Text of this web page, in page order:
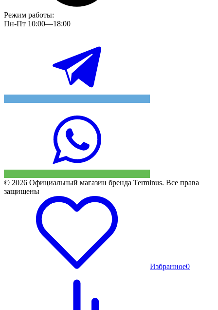
Режим работы:
Пн-Пт 10:00—18:00
© 2026 Официальный магазин бренда Terminus. Все права
защищены
Избранное0